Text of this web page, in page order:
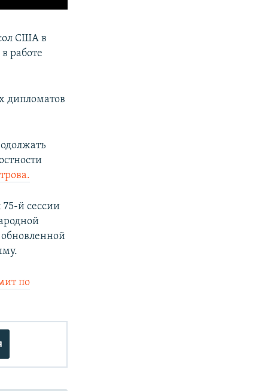
США в
работе
дипломатов
й сессии
по